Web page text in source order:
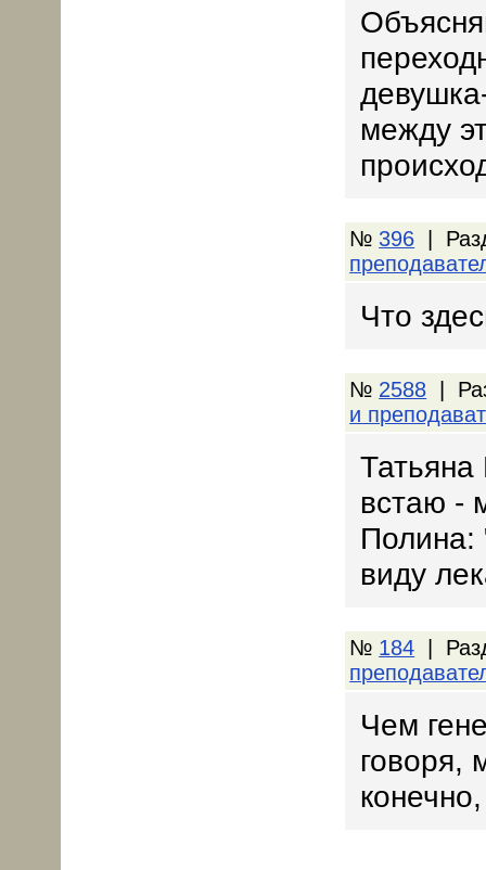
между
№ 396 |
Что
№ 2588 |
и
встаю -
Полина:
виду
№ 184 |
Чем
говоря,